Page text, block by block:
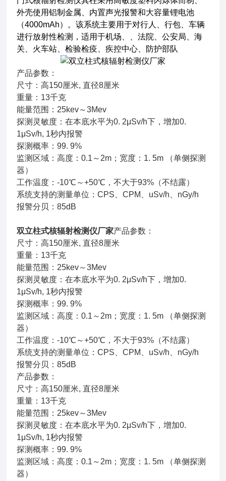
外壳使用铝制金属、内置声光报警和大容量锂电池
（4000mAh）。该系统主要用于对行人、行包、车辆
进行放射性检测，适用于机场、、法院、公安局、海
关、火车站、检验检疫、疾控中心、防护部队
产品参数：
尺寸：高150厘米, 直径8厘米
重量：13千克
能量范围：25kev～3Mev
探测灵敏度：在本底水平为0. 2μSv/h下，增加0.
1μSv/h, 1秒内报警
探测概率：99. 9%
监测区域：高度：0.1～2m；宽度：1. 5m （单侧探测
器）
工作温度：-10℃～+50℃，不大于93%（不结露）
系统支持的测量单位：CPS、CPM、uSv/h、nGy/h
报警分贝：85dB
双立柱式核辐射检测仪厂家产品参数：
尺寸：高150厘米, 直径8厘米
重量：13千克
能量范围：25kev～3Mev
探测灵敏度：在本底水平为0. 2μSv/h下，增加0.
1μSv/h, 1秒内报警
探测概率：99. 9%
监测区域：高度：0.1～2m；宽度：1. 5m （单侧探测
器）
工作温度：-10℃～+50℃，不大于93%（不结露）
系统支持的测量单位：CPS、CPM、uSv/h、nGy/h
报警分贝：85dB
产品参数：
尺寸：高150厘米, 直径8厘米
重量：13千克
能量范围：25kev～3Mev
探测灵敏度：在本底水平为0. 2μSv/h下，增加0.
1μSv/h, 1秒内报警
探测概率：99. 9%
监测区域：高度：0.1～2m；宽度：1. 5m （单侧探测
器）